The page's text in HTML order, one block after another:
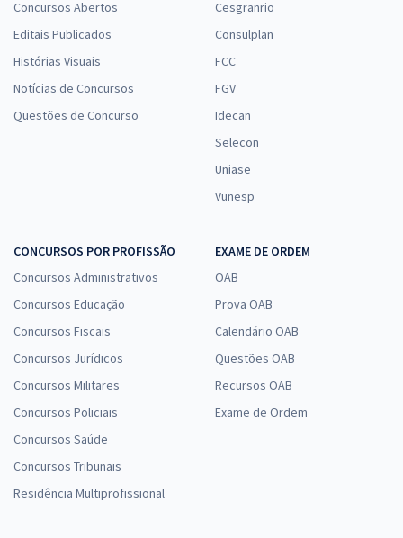
Concursos Abertos
Editais Publicados
Histórias Visuais
Notícias de Concursos
Questões de Concurso
Cesgranrio
Consulplan
FCC
FGV
Idecan
Selecon
Uniase
Vunesp
CONCURSOS POR PROFISSÃO
Concursos Administrativos
Concursos Educação
Concursos Fiscais
Concursos Jurídicos
Concursos Militares
Concursos Policiais
Concursos Saúde
Concursos Tribunais
Residência Multiprofissional
EXAME DE ORDEM
OAB
Prova OAB
Calendário OAB
Questões OAB
Recursos OAB
Exame de Ordem